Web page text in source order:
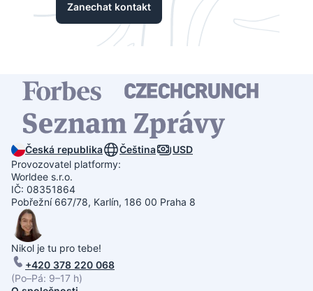
Zanechat kontakt
Česká republika Čeština
USD
Provozovatel platformy:
Worldee s.r.o.
IČ: 08351864
Pobřežní 667/78, Karlín, 186 00 Praha 8
Nikol je tu pro tebe!
+420 378 220 068
(Po–Pá: 9–17 h)